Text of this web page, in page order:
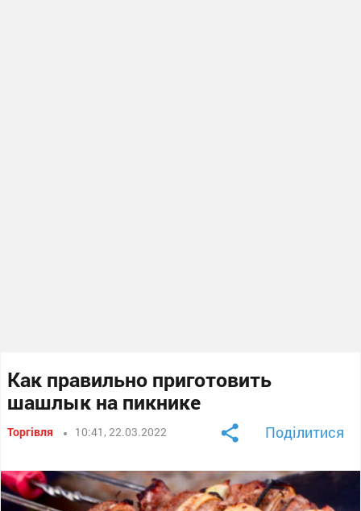
Как правильно приготовить
шашлык на пикнике
Торгівля 10:41, 22.03.2022 Поділитися